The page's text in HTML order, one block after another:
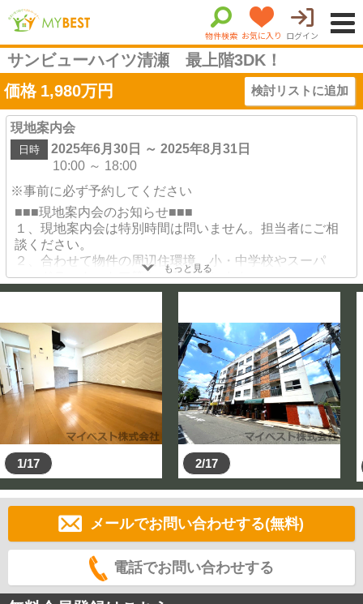
物件検索 お気に入り ログイン
サンビューハイツ清瀬 最上階3DK！
価格 1,980万円 検討リストに追加
現地案内会
日時
2025年6月30日 ～ 2025年8月31日
10:00 ～ 18:00
※事前に必ず予約してください
■■■現地案内会のお知らせ■■■
１、現地案内会は特別時間は問いません。担当者にご相
談ください。
２、合わせて物件の周辺住環境、小・中学校やスーパ
ー、ドラックストア等もご案内致します。
３、ご希望条件等を教えていただければ、ネットに載っ
※ご予約
物件によって事前に鍵の手配が必要な場合がございま
す。ご予約はお早めに！
※お約束当日は
１、当社の送迎車にて、ご自宅、ご自宅周辺、ご指定の
駅までお迎えにあがり現地へ向かいます。（無料）
２、マイカーにて当社へご来店いただき、周辺物件検索
後、現地へ向かいます。
３、直接現地待ち合わせもOKです。
もっと見る
1/17 2/17
メールでお問い合わせする(無料)
電話でお問い合わせする